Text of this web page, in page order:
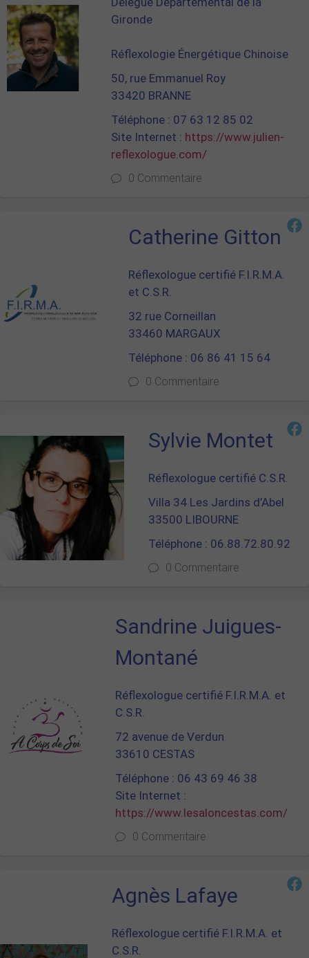
Gironde
Réflexologie Énergétique Chinoise
50, rue Emmanuel Roy
33420 BRANNE
Téléphone : 07 63 12 85 02
Site Internet : https://www.julien-
reflexologue.com/
0 Commentaire
Catherine Gitton
Réflexologue certifié F.I.R.M.A.
et C.S.R.
32 rue Corneillan
33460 MARGAUX
Téléphone : 06 86 41 15 64
0 Commentaire
Sylvie Montet
Réflexologue certifié C.S.R.
Villa 34 Les Jardins d’Abel
33500 LIBOURNE
Téléphone : 06.88.72.80.92
0 Commentaire
Sandrine Juigues-
Montané
Réflexologue certifié F.I.R.M.A. et
C.S.R.
72 avenue de Verdun
33610 CESTAS
Téléphone : 06 43 69 46 38
Site Internet :
https://www.lesaloncestas.com/
0 Commentaire
Agnès Lafaye
Réflexologue certifié F.I.R.M.A. et
C.S.R.